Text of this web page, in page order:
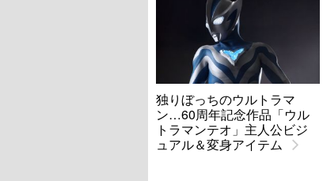
独りぼっちのウルトラマ
ン…60周年記念作品「ウル
トラマンテオ」主人公ビジ
ュアル＆変身アイテム